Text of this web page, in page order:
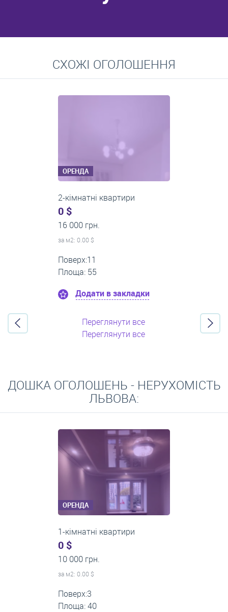
Середні ціни на довготривалу оренду квартир, особняків,
кімнат
СХОЖІ ОГОЛОШЕННЯ
ОРЕНДА
2-кімнатні квартири
0 $
14 000 грн.
за м2: 0.00 $
Поверх:5
Площа: 50
Додати в закладки
Переглянути все
Переглянути все
ДОШКА ОГОЛОШЕНЬ - НЕРУХОМІСТЬ
ЛЬВОВА:
ОРЕНДА
2-кімнатні квартири
0 $
16 000 грн.
за м2: 0.00 $
Поверх:11
Площа: 55